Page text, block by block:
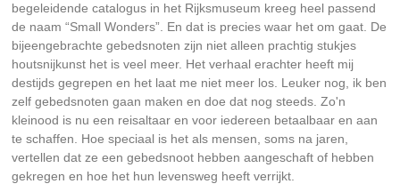
begeleidende catalogus in het Rijksmuseum kreeg heel passend
de naam “Small Wonders”. En dat is precies waar het om gaat. De
bijeengebrachte gebedsnoten zijn niet alleen prachtig stukjes
houtsnijkunst het is veel meer. Het verhaal erachter heeft mij
destijds gegrepen en het laat me niet meer los. Leuker nog, ik ben
zelf gebedsnoten gaan maken en doe dat nog steeds. Zo'n
kleinood is nu een reisaltaar en voor iedereen betaalbaar en aan
te schaffen. Hoe speciaal is het als mensen, soms na jaren,
vertellen dat ze een gebedsnoot hebben aangeschaft of hebben
gekregen en hoe het hun levensweg heeft verrijkt.